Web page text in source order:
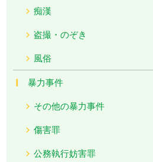
痴漢
盗撮・のぞき
風俗
暴力事件
その他の暴力事件
傷害罪
公務執行妨害罪